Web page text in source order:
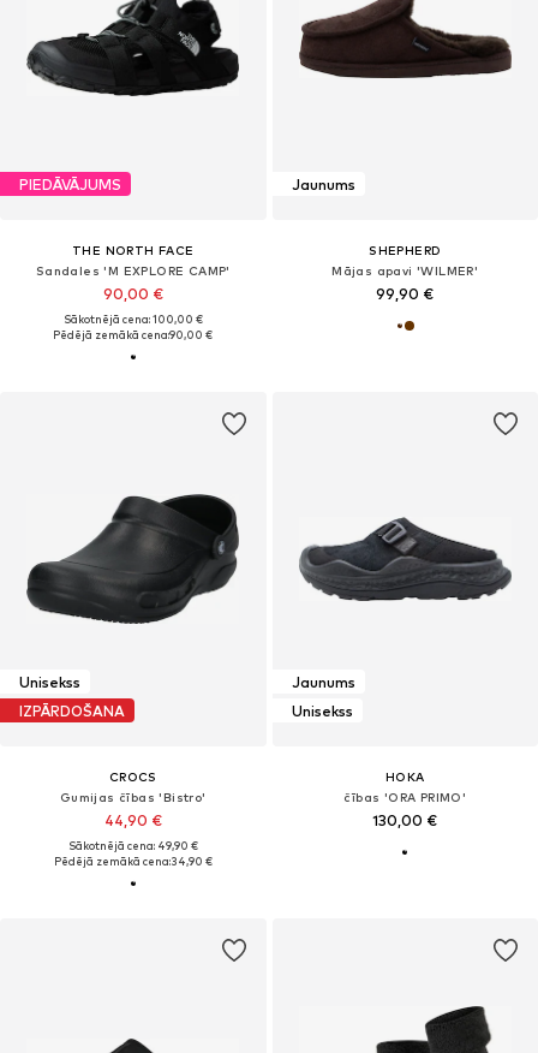
PIEDĀVĀJUMS
THE NORTH FACE
Sandales 'M EXPLORE CAMP'
90,00 €
Sākotnējā cena: 100,00 €
Pēdējā zemākā cena:90,00 €
Jaunums
SHEPHERD
Mājas apavi 'WILMER'
99,90 €
Unisekss
IZPĀRDOŠANA
CROCS
Gumijas čības 'Bistro'
44,90 €
Sākotnējā cena: 49,90 €
Pēdējā zemākā cena:34,90 €
Jaunums
Unisekss
HOKA
čības 'ORA PRIMO'
130,00 €